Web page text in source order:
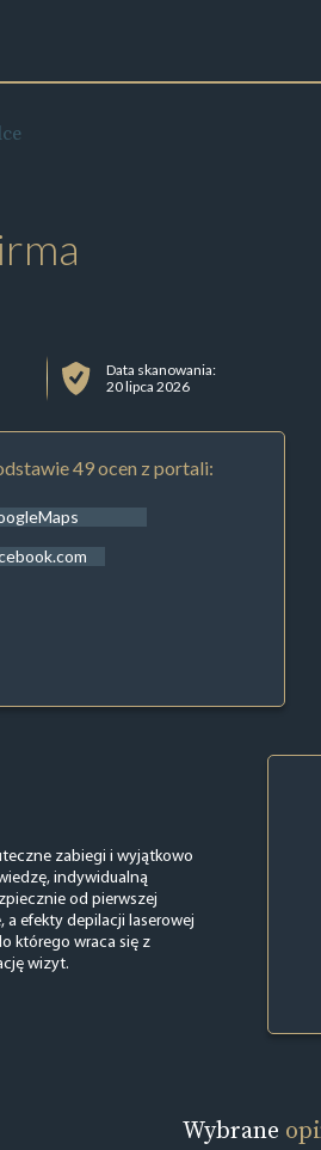
Data skanowania:
20 lipca 2026
49 ocen z portali:
zabiegi i wyjątkowo
indywidualną
od pierwszej
efekty depilacji laserowej
którego wraca się z
wizyt.
Wybrane